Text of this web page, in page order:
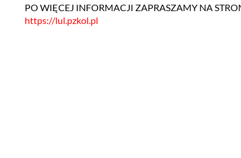
PO WIĘCEJ INFORMACJI ZAPRASZAMY NA
https://lul.pzkol.pl